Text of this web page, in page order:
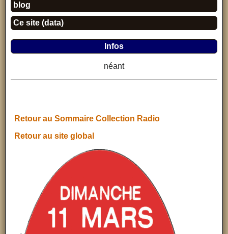
blog
Ce site (data)
Infos
néant
Retour au Sommaire Collection Radio
Retour au site global